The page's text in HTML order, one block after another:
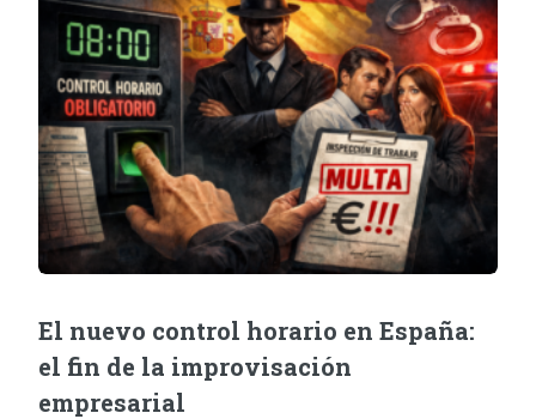
El nuevo control horario en España:
el fin de la improvisación
empresarial